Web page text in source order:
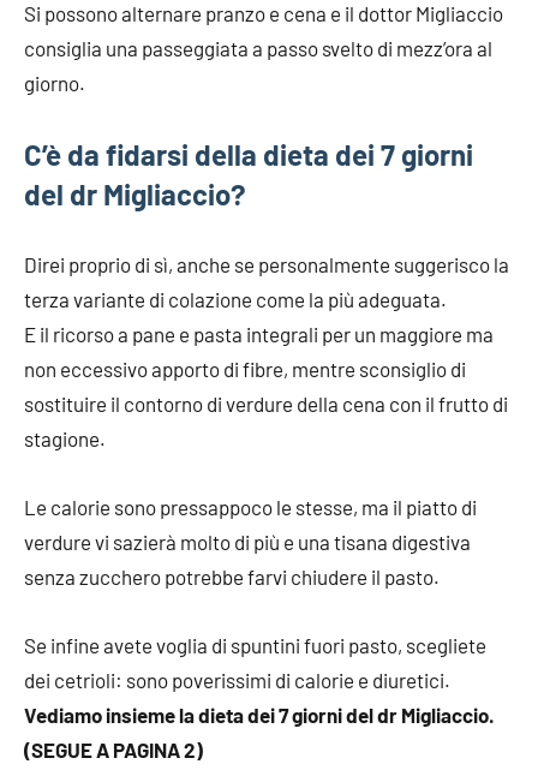
Si possono alternare pranzo e cena e il dottor Migliaccio
consiglia una passeggiata a passo svelto di mezz’ora al
giorno.
C’è da fidarsi della dieta dei 7 giorni
del dr Migliaccio?
Direi proprio di sì, anche se personalmente suggerisco la
terza variante di colazione come la più adeguata.
E il ricorso a pane e pasta integrali per un maggiore ma
non eccessivo apporto di fibre, mentre sconsiglio di
sostituire il contorno di verdure della cena con il frutto di
stagione.
Le calorie sono pressappoco le stesse, ma il piatto di
verdure vi sazierà molto di più e una tisana digestiva
senza zucchero potrebbe farvi chiudere il pasto.
Se infine avete voglia di spuntini fuori pasto, scegliete
dei cetrioli: sono poverissimi di calorie e diuretici.
Vediamo insieme la dieta dei 7 giorni del dr Migliaccio.
(SEGUE A PAGINA 2)